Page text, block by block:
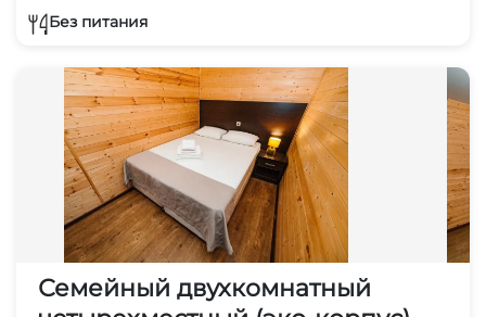
Без питания
Семейный двухкомнатный